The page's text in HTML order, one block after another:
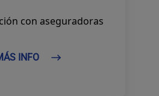
con aseguradoras
INFO